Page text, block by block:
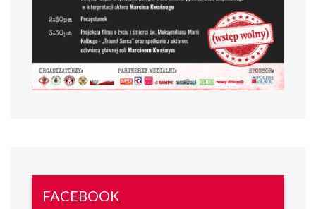
FACEBOOK